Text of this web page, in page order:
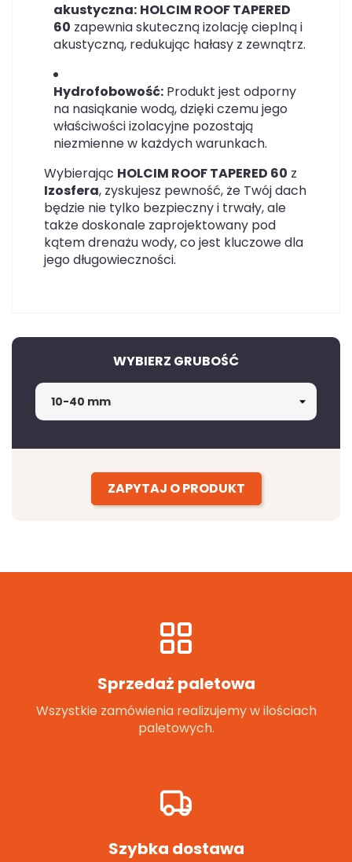
akustyczna: HOLCIM ROOF TAPERED
60 zapewnia skuteczną izolację cieplną i
akustyczną, redukując hałasy z zewnątrz.
Hydrofobowość: Produkt jest odporny
na nasiąkanie wodą, dzięki czemu jego
właściwości izolacyjne pozostają
niezmienne w każdych warunkach.
Wybierając HOLCIM ROOF TAPERED 60 z
Izosfera, zyskujesz pewność, że Twój dach
będzie nie tylko bezpieczny i trwały, ale
także doskonale zaprojektowany pod
kątem drenażu wody, co jest kluczowe dla
jego długowieczności.
WYBIERZ GRUBOŚĆ
ZAPYTAJ O PRODUKT
Sprzedaż paletowa
Wszystkie zamówienia realizujemy w ilościach
paletowych.
Szybka dostawa